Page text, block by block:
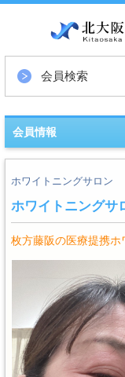
会員検索
会員情報
ホワイトニングサロン
ホワイトニングサ
枚方藤阪の医療提携ホ